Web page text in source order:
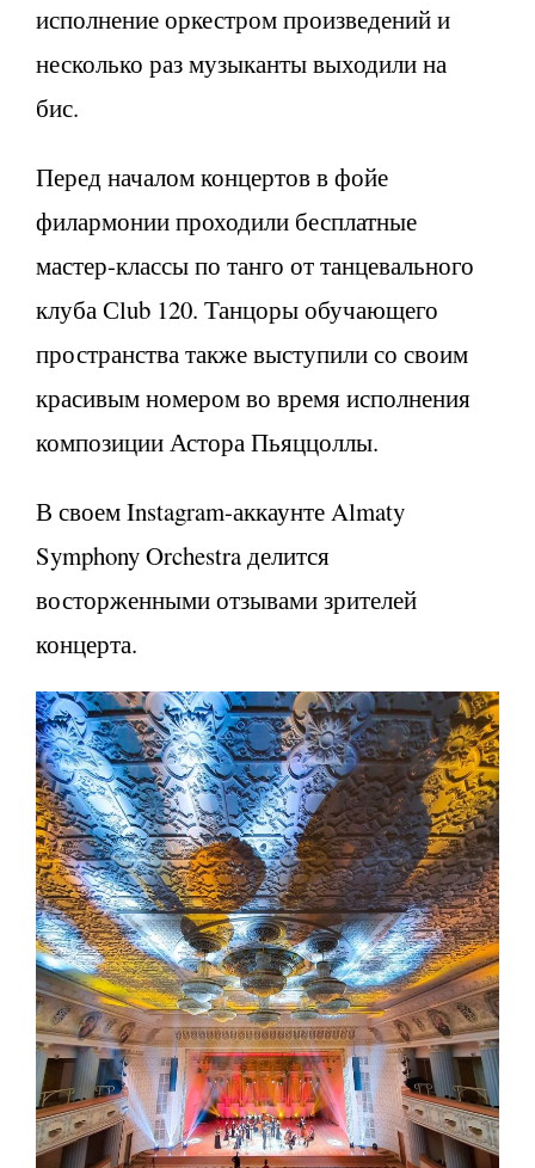
исполнение оркестром произведений и
несколько раз музыканты выходили на
бис.
Перед началом концертов в фойе
филармонии проходили бесплатные
мастер-классы по танго от танцевального
клуба Сlub 120. Танцоры обучающего
пространства также выступили со своим
красивым номером во время исполнения
композиции Астора Пьяццоллы.
В своем Instagram-аккаунте Almaty
Symphony Orchestra делится
восторженными отзывами зрителей
концерта.